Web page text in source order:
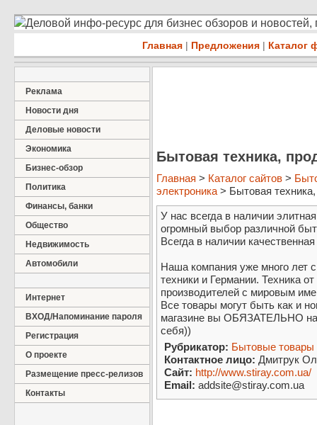
Деловой инфо-ресурс для бизнес обзоров и
Главная | Предложения | Каталог
Реклама
Новости дня
Деловые новости
Экономика
Бизнес-обзор
Политика
Финансы, банки
Общество
Недвижимость
Автомобили
Интернет
ВХОД/Напоминание пароля
Регистрация
О проекте
Размещение пресс-релизов
Контакты
Бытовая техника,
Главная > Каталог сайтов >
электроника> Бытовая
У нас всегда в наличии
огромный выбор различной
Всегда в наличии
Наша компания уже много лет
техники и Германии. Техника
производителей с мировым
Все товары могут быть как и
магазине вы ОБЯЗАТЕЛЬНО
себя))
Рубрикатор: Бытовые товары
Контактное лицо: Дмитрук
Сайт: http://www.stiray.com.ua/
Email: addsite@stiray.com.ua